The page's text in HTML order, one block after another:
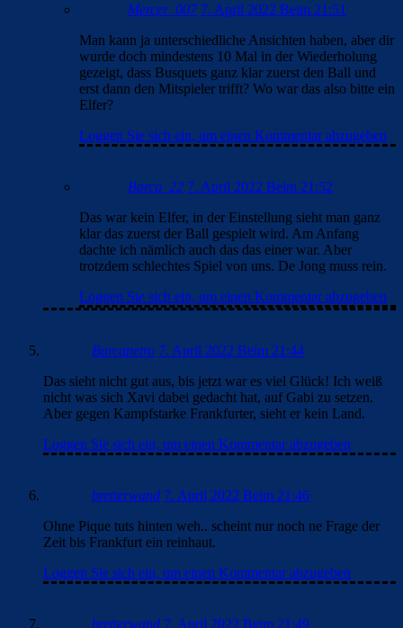
Mercer_007 7. April 2022 Beim 21:51
Man kann ja unterschiedliche Ansichten haben, aber dir
wurde doch mindestens 10 Mal in der Wiederholung
gezeigt, dass Busquets ganz klar zuerst den Ball und
erst dann den Mitspieler trifft? Wo war das also bitte ein
Elfer?
Loggen Sie sich ein, um einen Kommentar abzugeben
Barca_22 7. April 2022 Beim 21:52
Das war kein Elfer, in der Einstellung sieht man ganz
klar das zuerst der Ball gespielt wird. Am Anfang
dachte ich nämlich auch das das einer war. Aber
trotzdem schlechtes Spiel von uns. De Jong muss rein.
Loggen Sie sich ein, um einen Kommentar abzugeben
Barcapetro 7. April 2022 Beim 21:44
Das sieht nicht gut aus, bis jetzt war es viel Glück! Ich weiß
nicht was sich Xavi dabei gedacht hat, auf Gabi zu setzen.
Aber gegen Kampfstarke Frankfurter, sieht er kein Land.
Loggen Sie sich ein, um einen Kommentar abzugeben
bretterwand 7. April 2022 Beim 21:46
Ohne Pique tuts hinten weh.. scheint nur noch ne Frage der
Zeit bis Frankfurt ein reinhaut.
Loggen Sie sich ein, um einen Kommentar abzugeben
bretterwand 7. April 2022 Beim 21:49